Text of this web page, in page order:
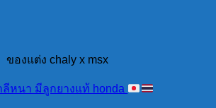
ของแต่ง chaly x msx
หนา มีลูกยางแท้ honda